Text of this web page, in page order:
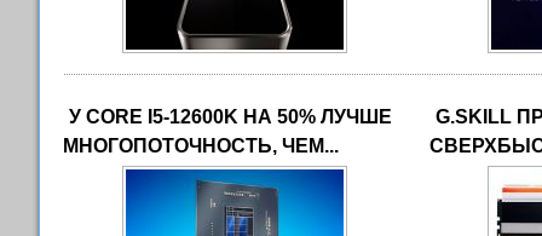
У CORE I5-12600K НА 50% ЛУЧШЕ
МНОГОПОТОЧНОСТЬ, ЧЕМ...
G.SKILL